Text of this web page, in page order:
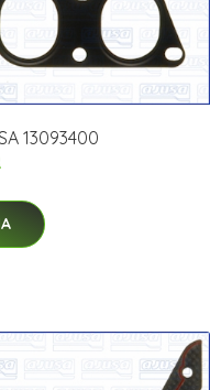
13093400